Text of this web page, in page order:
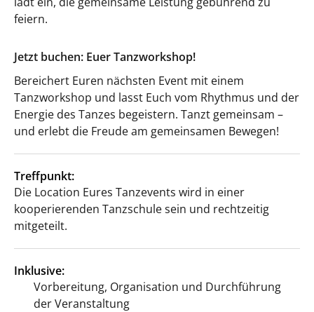
feiern.
Jetzt buchen: Euer Tanzworkshop!
Bereichert Euren nächsten Event mit einem
Tanzworkshop und lasst Euch vom Rhythmus und der
Energie des Tanzes begeistern. Tanzt gemeinsam –
und erlebt die Freude am gemeinsamen Bewegen!
Treffpunkt:
Die Location Eures Tanzevents wird in einer
kooperierenden Tanzschule sein und rechtzeitig
mitgeteilt.
Inklusive:
Vorbereitung, Organisation und Durchführung
der Veranstaltung